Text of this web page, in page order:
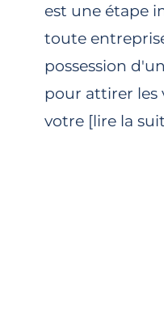
est une étape
toute
possession
pour attirer les
votre [lire la